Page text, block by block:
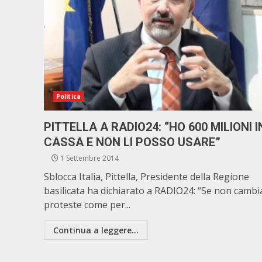
Politica
PITTELLA A RADIO24: “HO 600 MILIONI
CASSA E NON LI POSSO USARE”
1 Settembre 2014
Sblocca Italia, Pittella, Presidente della Regione
basilicata ha dichiarato a RADIO24: “Se non
proteste come per...
Continua a leggere...